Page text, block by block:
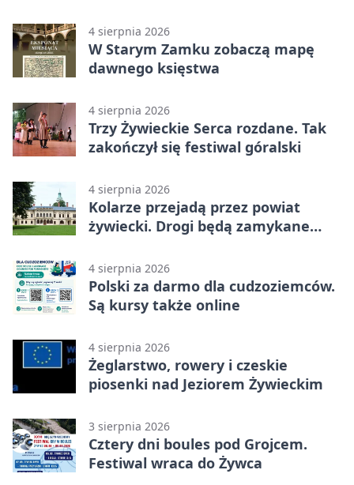
4 sierpnia 2026
W Starym Zamku zobaczą mapę
dawnego księstwa
4 sierpnia 2026
Trzy Żywieckie Serca rozdane. Tak
zakończył się festiwal góralski
4 sierpnia 2026
Kolarze przejadą przez powiat
żywiecki. Drogi będą zamykane
4 sierpnia 2026
Polski za darmo dla cudzoziemców.
Są kursy także online
4 sierpnia 2026
Żeglarstwo, rowery i czeskie
piosenki nad Jeziorem Żywieckim
3 sierpnia 2026
Cztery dni boules pod Grojcem.
Festiwal wraca do Żywca